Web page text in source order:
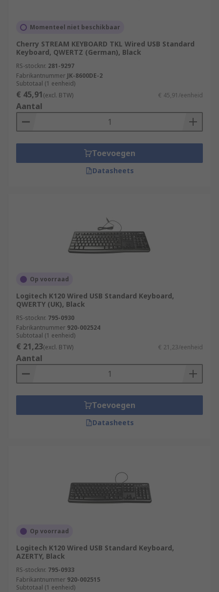
Momenteel niet beschikbaar
Cherry STREAM KEYBOARD TKL Wired USB Standard
Keyboard, QWERTZ (German), Black
RS-stocknr. 281-9297
Fabrikantnummer JK-8600DE-2
Subtotaal (1 eenheid)
€ 45,91(excl. BTW) € 45,91/eenheid
Aantal
Toevoegen
Datasheets
Op voorraad
Logitech K120 Wired USB Standard Keyboard,
QWERTY (UK), Black
RS-stocknr. 795-0930
Fabrikantnummer 920-002524
Subtotaal (1 eenheid)
€ 21,23(excl. BTW) € 21,23/eenheid
Aantal
Toevoegen
Datasheets
Op voorraad
Logitech K120 Wired USB Standard Keyboard,
AZERTY, Black
RS-stocknr. 795-0933
Fabrikantnummer 920-002515
Subtotaal (1 eenheid)